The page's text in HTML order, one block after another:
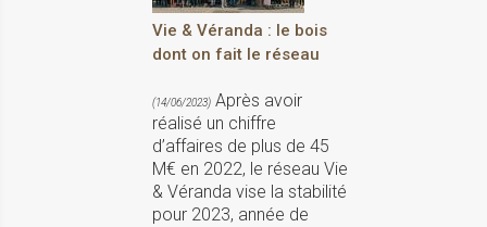
Vie & Véranda : le bois
dont on fait le réseau
(14/06/2023) Après avoir
réalisé un chiffre
d’affaires de plus de 45
M€ en 2022, le réseau Vie
& Véranda vise la stabilité
pour 2023, année de